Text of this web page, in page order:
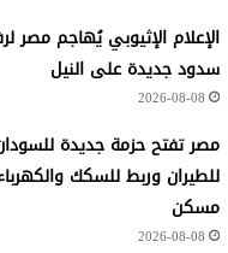
الإعلام الإثيوبي يُهاجم مصر
سدود جديدة على النيل
2026-08-08
مصر تفتح حزمة جديدة
للطيران وربط للسكك
مسكن
2026-08-08